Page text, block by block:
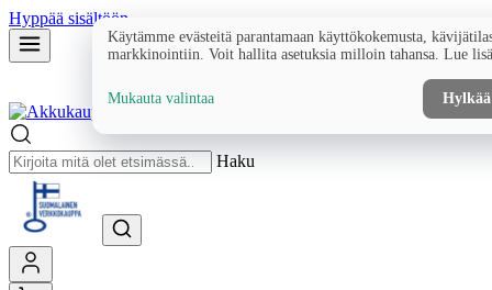
Hyppää sisältöön
Haku
Käytämme evästeitä parantamaan käyttökokemusta,
markkinointiin. Voit hallita asetuksia milloin tahansa. Lue
Mukauta valintaa Hylkää